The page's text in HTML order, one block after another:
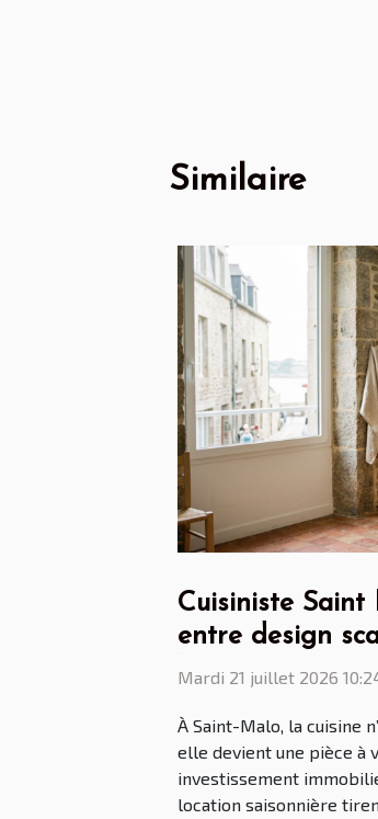
Similaire
Cuisiniste Saint
entre design
bretonnes
Mardi 21 juillet 2026
À Saint-Malo, la cuisine
elle devient une pièce à
investissement
location saisonnière